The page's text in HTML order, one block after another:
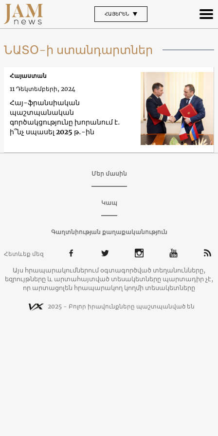
ՀԱՅԵՐԵՆ
ՆԱՏՕ-ի ստանդարտներ
Հայ-ֆրանսիական
պաշտպանական
գործակցությունը խորանում է․
ի՞նչ սպասել 2025 թ․-ին
Հայաստան
11 Դեկտեմբերի, 2024
Մեր մասին
Կապ
Գաղտնիության քաղաքականություն
Հետևեք մեզ
Այս հրապարակումներում օգտագործված տեղանունները,
եզրույթները և արտահայտված տեսակետները պարտադիր չէ,
որ արտացոլեն հրապարակող կողմի տեսակետները
2025 - Բոլոր իրավունքները պաշտպանված են